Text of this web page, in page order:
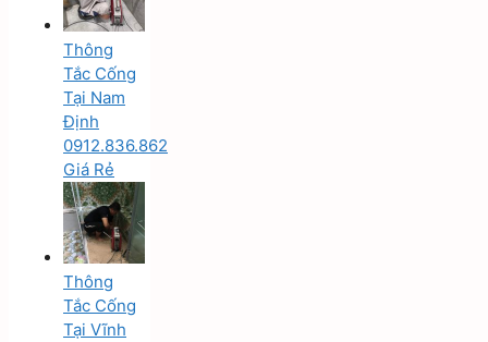
Thông
Tắc Cống
Tại Nam
Định
0912.836.862
Giá Rẻ
Thông
Tắc Cống
Tại Vĩnh